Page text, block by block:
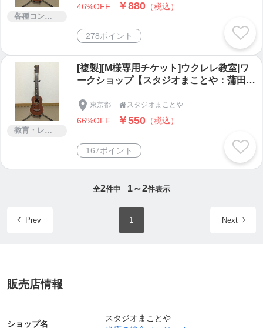
クール」にて、ウクレレ講師担当(吉田でんきち)
・城南タイムスにて、4コマ漫画「4コマだ
ァ！」連載開始
----------------------------------------------------------------------
------------------------------------------------
◆スタジオまことや公式メルマガ（無料）
マンガ・イラスト制作/ウクレレワークショップなど
お役に立つ情報を不定期配信予定
吉田でんきちによる、マンガ・イラスト制作/ウクレ
更新日2025年7月21日
各種コンサルティング
46%OFF ￥880 （税込）
278ポイント
教育・レッスン・講習
[複製][M様専用チケット]ウクレレ教室|ワ
ークショップ【スタジオまことや：蒲田
東京都 スタジオまことや
66%OFF ￥550 （税込）
167ポイント
全2件中 1～2件表示
Prev 1 Next
販売店情報
ショップ名
スタジオまことや